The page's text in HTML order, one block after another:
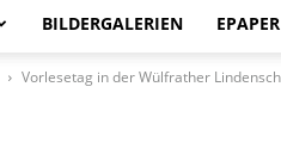
BILDERGALERIEN EPAPER
Vorlesetag in der Wülfrather